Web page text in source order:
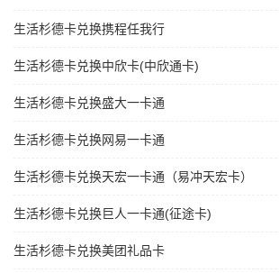
生活杉德卡兑换携程任我行
生活杉德卡兑换中欣卡(中欣通卡)
生活杉德卡兑换盛大一卡通
生活杉德卡兑换网易一卡通
生活杉德卡兑换天宏一卡通（易冲天宏卡）
生活杉德卡兑换巨人一卡通(征途卡)
生活杉德卡兑换美团礼品卡